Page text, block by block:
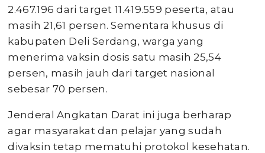
2.467.196 dari target 11.419.559 peserta, atau
masih 21,61 persen. Sementara khusus di
kabupaten Deli Serdang, warga yang
menerima vaksin dosis satu masih 25,54
persen, masih jauh dari target nasional
sebesar 70 persen.
Jenderal Angkatan Darat ini juga berharap
agar masyarakat dan pelajar yang sudah
divaksin tetap mematuhi protokol kesehatan.